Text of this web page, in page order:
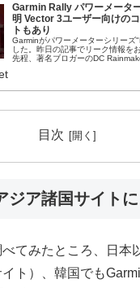
Garmin Rally パワーメータ
明 Vector 3ユーザー向けの
トもあり
Garminがパワーメーターシリーズ
した。昨日の記事でリーク情報を
先程、著名ブロガーのDC
目次
ジア諸国サイト
てみたところ、日本
イト）、韓国でも